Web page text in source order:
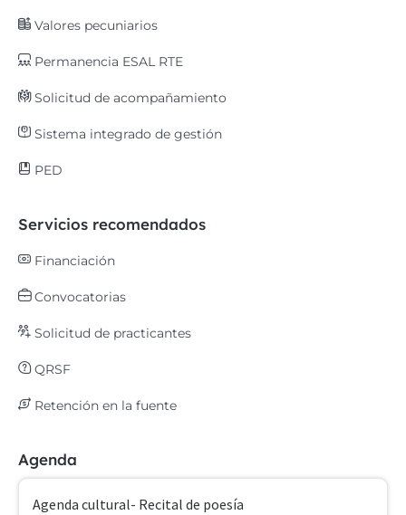
Valores pecuniarios
Permanencia ESAL RTE
Solicitud de acompañamiento
Sistema integrado de gestión
PED
Servicios recomendados
Financiación
Convocatorias
Solicitud de practicantes
QRSF
Retención en la fuente
Agenda
Agenda cultural- Recital de poesía